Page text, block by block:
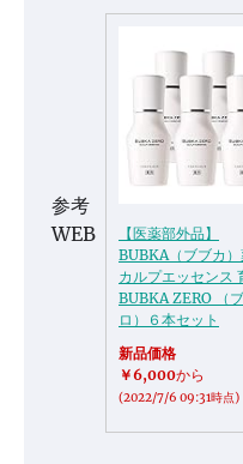
参考
WEB
【医薬部外品】
BUBKA（ブブカ）
カルプエッセンス
BUBKA ZERO （
ロ）６本セット
新品価格
￥6,000から
(2022/7/6 09:31時点)